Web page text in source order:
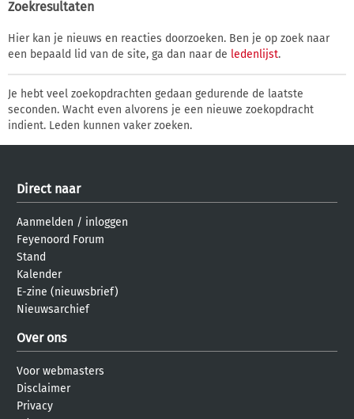
Zoekresultaten
Hier kan je nieuws en reacties doorzoeken. Ben je op zoek naar
een bepaald lid van de site, ga dan naar de ledenlijst.
Je hebt veel zoekopdrachten gedaan gedurende de laatste
seconden. Wacht even alvorens je een nieuwe zoekopdracht
indient. Leden kunnen vaker zoeken.
Direct naar
Aanmelden / inloggen
Feyenoord Forum
Stand
Kalender
E-zine (nieuwsbrief)
Nieuwsarchief
Over ons
Voor webmasters
Disclaimer
Privacy